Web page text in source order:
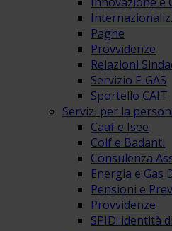
Paghe
Provvidenze
Relazioni
Servizio F-GAS
Sportello CAIT
Servizi per la
Caaf e Isee
Colf e Badanti
Consulenza
Energia e Gas
Pensioni e
Provvidenze
SPID: identità